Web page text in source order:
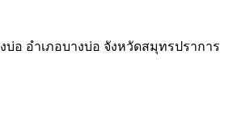
บ่อ อำเภอบางบ่อ จังหวัดสมุทรปราการ